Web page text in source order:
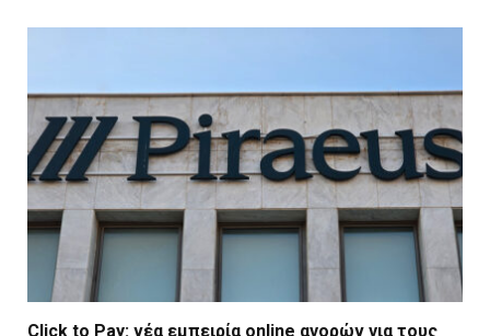
Click to Pay: νέα εμπειρία online αγορών για τους